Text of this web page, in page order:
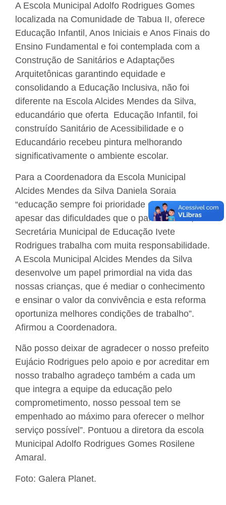
A Escola Municipal Adolfo Rodrigues Gomes
localizada na Comunidade de Tabua II, oferece
Educação Infantil, Anos Iniciais e Anos Finais do
Ensino Fundamental e foi contemplada com a
Construção de Sanitários e Adaptações
Arquitetônicas garantindo equidade e
consolidando a Educação Inclusiva, não foi
diferente na Escola Alcides Mendes da Silva,
educandário que oferta Educação Infantil, foi
construído Sanitário de Acessibilidade e o
Educandário recebeu pintura melhorando
significativamente o ambiente escolar.
Para a Coordenadora da Escola Municipal
Alcides Mendes da Silva Daniela Soraia
“educação sempre foi prioridade desta gestão,
apesar das dificuldades que o país enfrenta, a
Secretária Municipal de Educação Ivete
Rodrigues trabalha com muita responsabilidade.
A Escola Municipal Alcides Mendes da Silva
desenvolve um papel primordial na vida das
nossas crianças, que é mediar o conhecimento
e ensinar o valor da convivência e esta reforma
oportuniza melhores condições de trabalho”.
Afirmou a Coordenadora.
Não posso deixar de agradecer o nosso prefeito
Eujácio Rodrigues pelo apoio e por acreditar em
nosso trabalho agradeço também a cada um
que integra a equipe da educação pelo
comprometimento, nosso pessoal tem se
empenhado ao máximo para oferecer o melhor
serviço possível”. Pontuou a diretora da escola
Municipal Adolfo Rodrigues Gomes Rosilene
Amaral.
Foto: Galera Planet.